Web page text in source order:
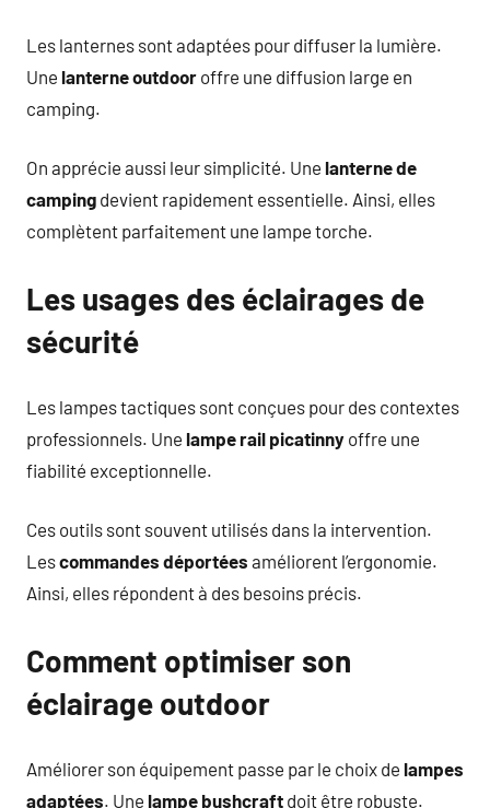
Les lanternes sont adaptées pour diffuser la lumière.
Une lanterne outdoor offre une diffusion large en
camping.
On apprécie aussi leur simplicité. Une lanterne de
camping devient rapidement essentielle. Ainsi, elles
complètent parfaitement une lampe torche.
Les usages des éclairages de
sécurité
Les lampes tactiques sont conçues pour des contextes
professionnels. Une lampe rail picatinny offre une
fiabilité exceptionnelle.
Ces outils sont souvent utilisés dans la intervention.
Lescommandes déportées améliorent l’ergonomie.
Ainsi, elles répondent à des besoins précis.
Comment optimiser son
éclairage outdoor
Améliorer son équipement passe par le choix de lampes
adaptées. Une lampe bushcraft doit être robuste.